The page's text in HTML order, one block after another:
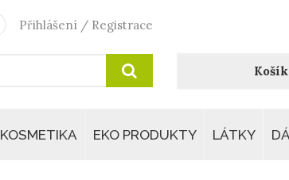
Přihlášení / Registrace
KOSMETIKA EKO PRODUKTY LÁTKY